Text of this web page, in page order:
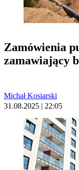
Zamówienia
zamawiający
Michał Kosiarski
31.08.2025 | 22:05